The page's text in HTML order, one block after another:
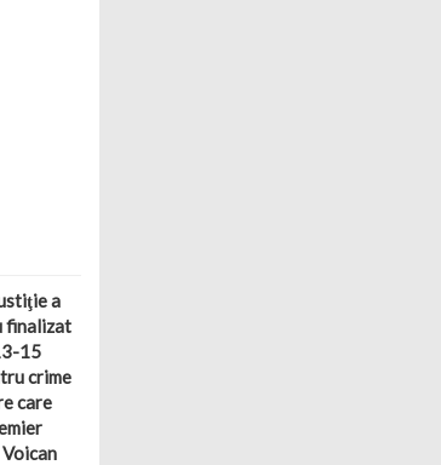
a
finalizat
15
crime
care